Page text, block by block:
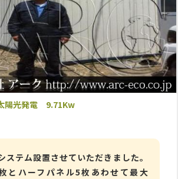
光発電 9.71Kw
ステム設置させていただきました。
とハーフパネル5枚あわせて最大